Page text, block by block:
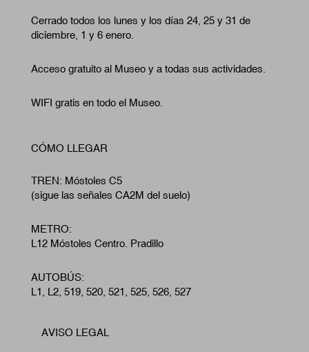
Cerrado todos los lunes y los días 24, 25 y 31 de
diciembre, 1 y 6 enero.
Acceso gratuito al Museo y a todas sus actividades.
WIFI gratis en todo el Museo.
CÓMO LLEGAR
TREN: Móstoles C5
(sigue las señales CA2M del suelo)
METRO:
L12 Móstoles Centro. Pradillo
AUTOBÚS:
L1, L2, 519, 520, 521, 525, 526, 527
Footer
AVISO LEGAL